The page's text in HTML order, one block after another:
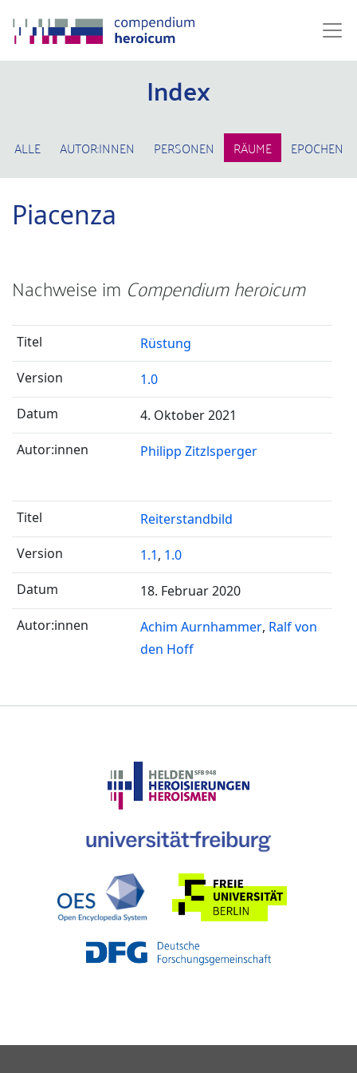
Index
ALLE AUTOR:INNEN PERSONEN RÄUME EPOCHEN
Piacenza
Nachweise im Compendium heroicum
Rüstung
1.0
4. Oktober 2021
Philipp Zitzlsperger
Reiterstandbild
1.1, 1.0
18. Februar 2020
Achim Aurnhammer Ralf von
den Hoff